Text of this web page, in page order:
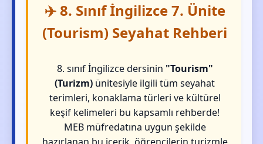
✈️ 8. Sınıf İngilizce 7. Ünite
(Tourism) Seyahat Rehberi
8. sınıf İngilizce dersinin "Tourism"
(Turizm) ünitesiyle ilgili tüm seyahat
terimleri, konaklama türleri ve kültürel
keşif kelimeleri bu kapsamlı rehberde!
MEB müfredatına uygun şekilde